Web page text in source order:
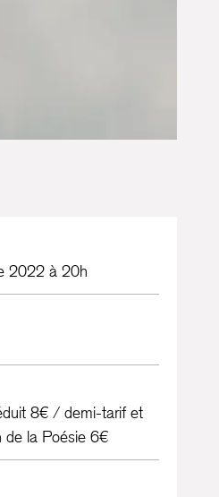
2022 à 20h
8€ / demi-tarif et
de la Poésie 6€